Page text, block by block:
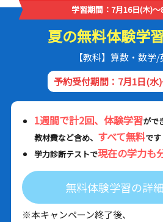
学習期間：7月16日(木)
夏の無料体験学
【教科】算数・数学
予約受付期間：7月1日(水
1週間で計2回、体験学習がで
教材費など含め、 すべて無料です
学力診断テストで現在の学力も
無料体験学習の詳
※本キャンペーン終了後、